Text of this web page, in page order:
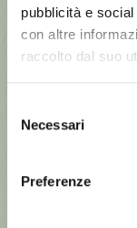
pubblicità e
con altre
raccolto dal suo
delNecessari
Preferenze